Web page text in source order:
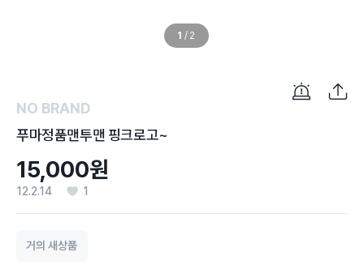
1 / 2
NO BRAND
푸마정품맨투맨 핑크로고~
15,000원
12.2.14 1
거의 새상품